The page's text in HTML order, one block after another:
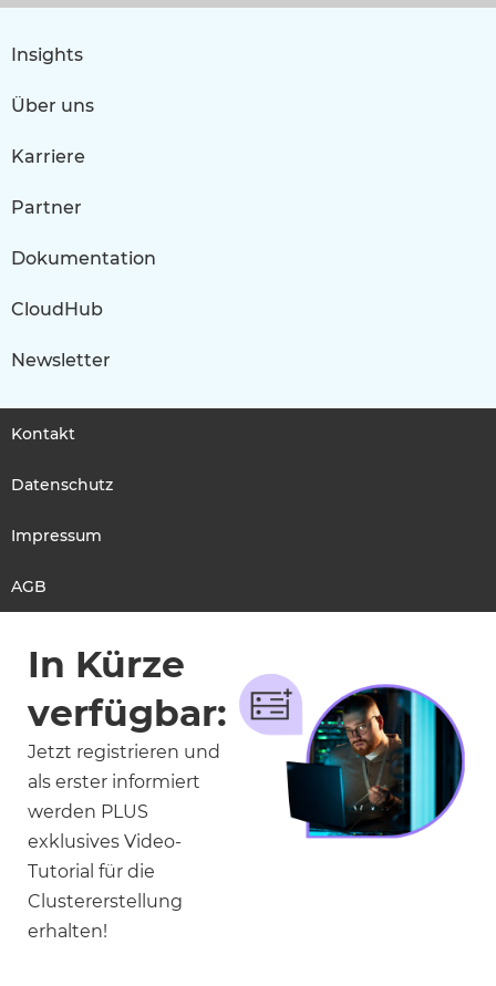
Insights
Über uns
Karriere
Partner
Dokumentation
CloudHub
Newsletter
Kontakt
Datenschutz
Impressum
AGB
In Kürze
verfügbar:
Jetzt registrieren und
als erster informiert
werden PLUS
exklusives Video-
Tutorial für die
Clustererstellung
erhalten!